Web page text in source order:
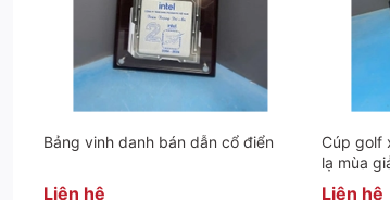
Bảng vinh danh bán dẫn cổ điển
Liên hệ
Cúp golf
lạ mùa
Liên hệ